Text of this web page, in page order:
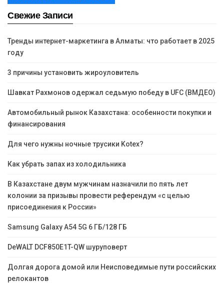
Свежие Записи
Тренды интернет-маркетинга в Алматы: что работает в 2025
году
3 причины установить жироуловитель
Шавкат Рахмонов одержал седьмую победу в UFC (ВМДЕО)
Автомобильный рынок Казахстана: особенности покупки и
финансирования
Для чего нужны ночные трусики Kotex?
Как убрать запах из холодильника
В Казахстане двум мужчинам назначили по пять лет
колонии за призывы провести референдум «с целью
присоединения к России»
Samsung Galaxy A54 5G 6 ГБ/128 ГБ
DeWALT DCF850E1T-QW шуруповерт
Долгая дорога домой или Неисповедимые пути российских
релокантов